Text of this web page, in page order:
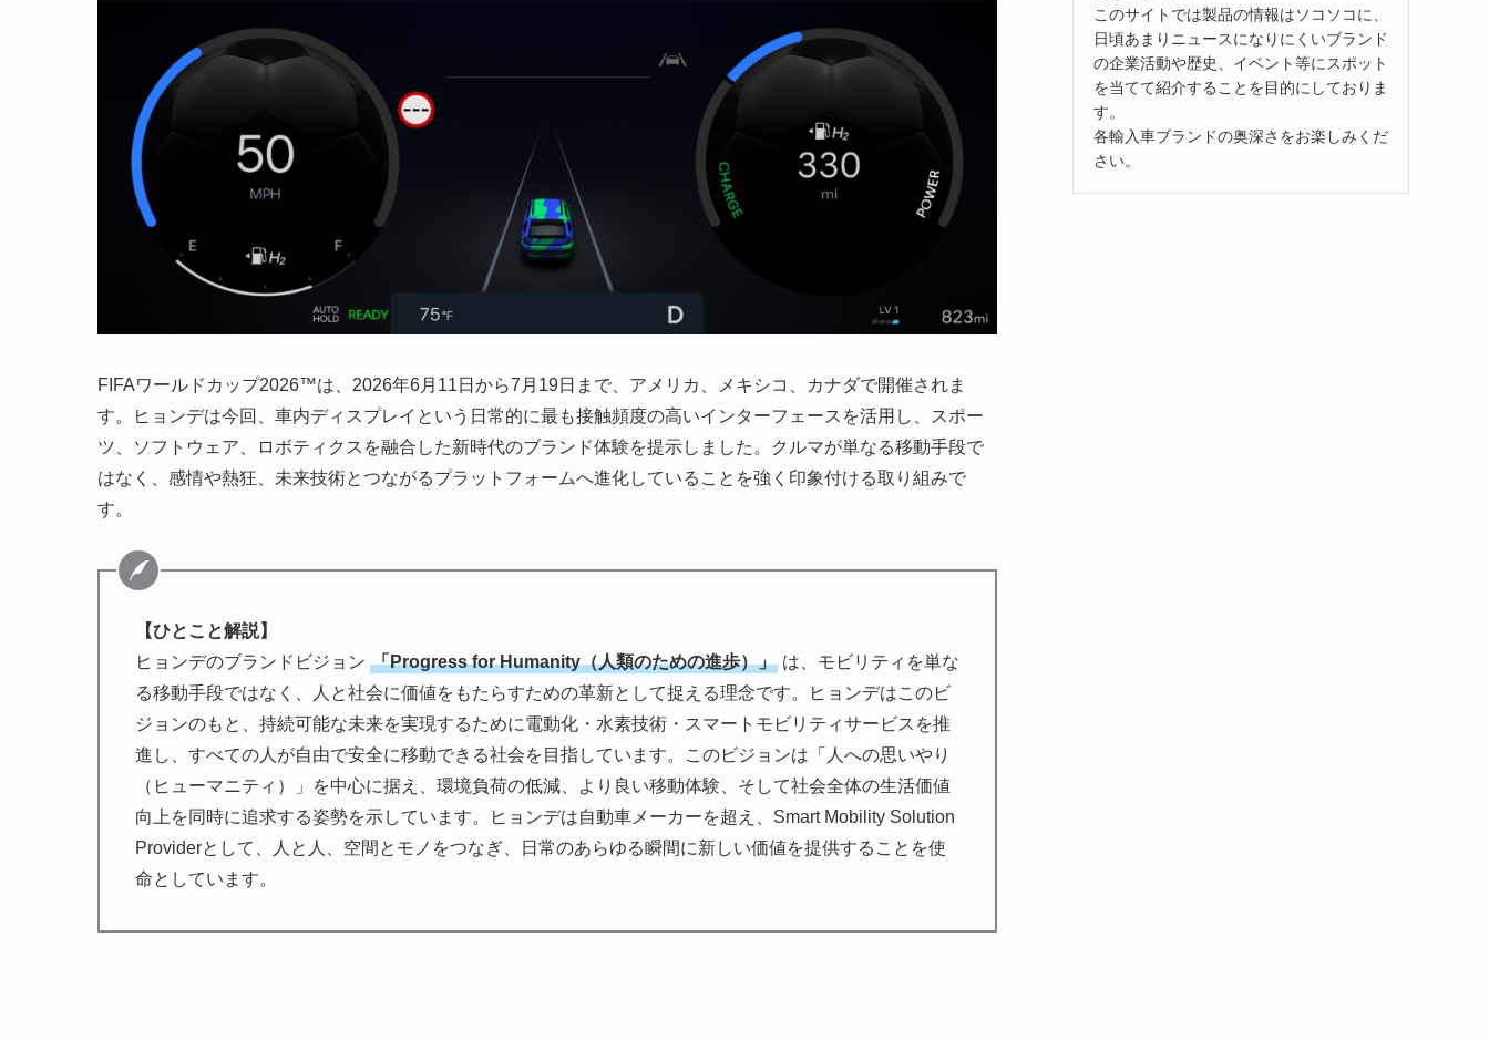
FIFAワールドカップ2026™は、2026年6月11日から7月19日まで、アメリカ、メキシコ、カナダで開催されま
す。ヒョンデは今回、車内ディスプレイという日常的に最も接触頻度の高いインターフェースを活用し、スポー
ツ、ソフトウェア、ロボティクスを融合した新時代のブランド体験を提示しました。クルマが単なる移動手段で
はなく、感情や熱狂、未来技術とつながるプラットフォームへ進化していることを強く印象付ける取り組みで
す。
【ひとこと解説】
ヒョンデのブランドビジョン 「Progress for Humanity（人類のための進歩）」 は、モビリティを単な
る移動手段ではなく、人と社会に価値をもたらすための革新として捉える理念です。ヒョンデはこのビ
ジョンのもと、持続可能な未来を実現するために電動化・水素技術・スマートモビリティサービスを推
進し、すべての人が自由で安全に移動できる社会を目指しています。このビジョンは「人への思いやり
（ヒューマニティ）」を中心に据え、環境負荷の低減、より良い移動体験、そして社会全体の生活価値
向上を同時に追求する姿勢を示しています。ヒョンデは自動車メーカーを超え、Smart Mobility Solution
Providerとして、人と人、空間とモノをつなぎ、日常のあらゆる瞬間に新しい価値を提供することを使
命としています。
このサイトでは製品の情報はソコソコに、
日頃あまりニュースになりにくいブランド
の企業活動や歴史、イベント等にスポット
を当てて紹介することを目的にしておりま
す。
各輸入車ブランドの奥深さをお楽しみくだ
さい。